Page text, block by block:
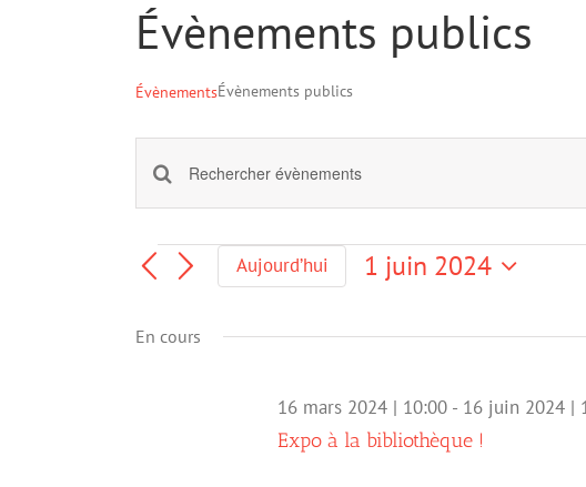
Évènements publics
ÉvènementsÉvènements publics
Recherche
navigation
de
Saisir
mot-
Rechercher
Évènements
mot-
Évènements
Aujourd’hui
1 juin 2024
En cours
Expo à la bibliothèque !
16 mars 2024 | 10:00- 16 juin 2024 |